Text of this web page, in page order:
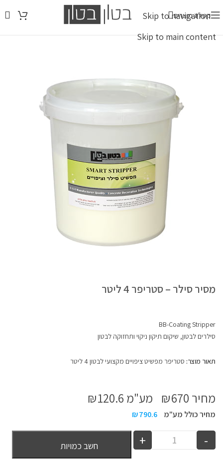
Skip to navigation
Skip to main content
קטלוג מוצרים
מסיר סילר – סטריפר 4 ליטר
BB-Coating Stripper
סילרים לבטון, שיקום תיקון ניקוי ותחזוקה לבטון
תאור מוצר: סטריפר מפשיט ציפויים מקצועי לבטון 4 ליטר
מחיר ₪670 מע"מ ₪120.6
מחיר כולל מע"מ ₪790.6
חשב כמויות